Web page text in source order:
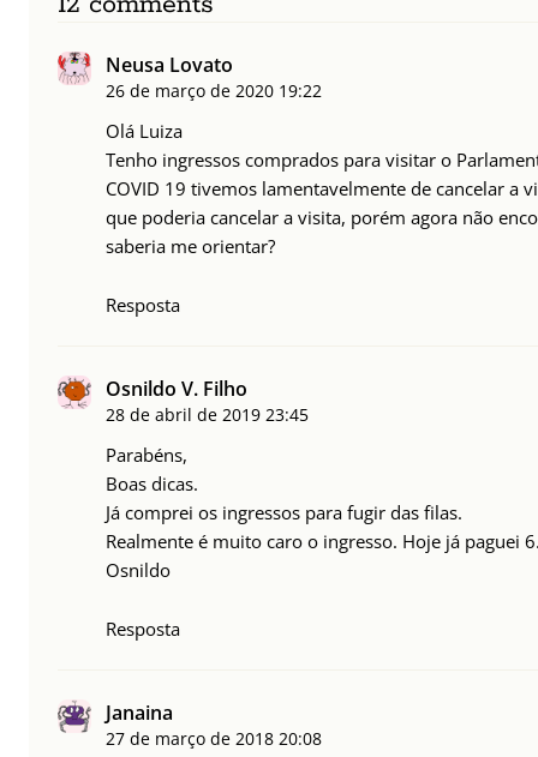
Neusa Lovato
26 de março de 2020 19:22
Olá Luiza
Tenho ingressos comprados para visitar o
COVID 19 tivemos lamentavelmente de cancelar a
que poderia cancelar a visita, porém agora não
saberia me orientar?
Resposta
Osnildo V. Filho
28 de abril de 2019 23:45
Parabéns,
Boas dicas.
Já comprei os ingressos para fugir das filas.
Realmente é muito caro o ingresso. Hoje já paguei
Osnildo
Resposta
Janaina
27 de março de 2018 20:08